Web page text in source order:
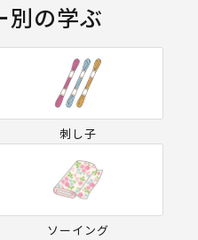
別の学ぶ
刺し子
ソーイング